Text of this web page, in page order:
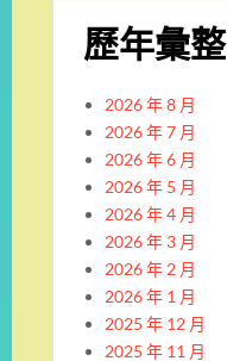
歷年彙整
2026 年 8 月
2026 年 7 月
2026 年 6 月
2026 年 5 月
2026 年 4 月
2026 年 3 月
2026 年 2 月
2026 年 1 月
2025 年 12 月
2025 年 11 月